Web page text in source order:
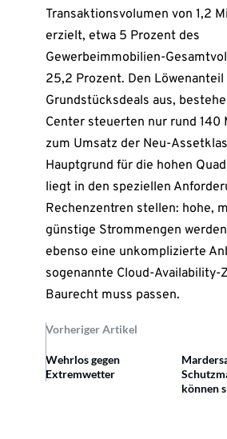
Transaktionsvolumen von 1,2
erzielt, etwa 5 Prozent des
Gewerbeimmobilien-
25,2 Prozent. Den
Grundstücksdeals aus,
Center steuerten nur rund 140
zum Umsatz der Neu-
Hauptgrund für die hohen
liegt in den speziellen
Rechenzentren stellen: hohe,
günstige Strommengen
ebenso eine unkomplizierte
sogenannte Cloud-Availability-
Baurecht muss passen.
Vorheriger Artikel
Wehrlos gegen
Extremwetter
können